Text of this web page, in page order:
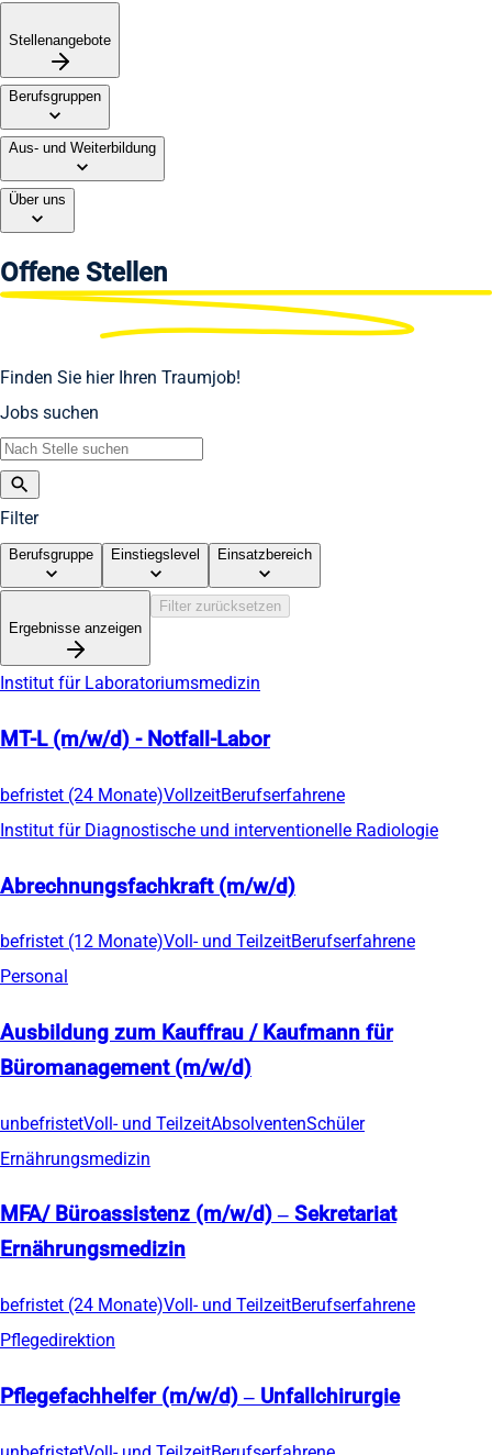
Stellenangebote
Berufsgruppen
Aus- und Weiterbildung
Über uns
Offene Stellen
Finden Sie hier Ihren Traumjob!
Jobs suchen
Filter
Berufsgruppe Einstiegslevel Einsatzbereich
Ergebnisse anzeigen
Filter zurücksetzen
Institut für Laboratoriumsmedizin
MT-L (m/w/d) - Notfall-Labor
befristet (24 Monate)VollzeitBerufserfahrene
Institut für Diagnostische und interventionelle Radiologie
Abrechnungsfachkraft (m/w/d)
befristet (12 Monate)Voll- und TeilzeitBerufserfahrene
Personal
Ausbildung zum Kauffrau / Kaufmann für
Büromanagement (m/w/d)
unbefristetVoll- und TeilzeitAbsolventenSchüler
Ernährungsmedizin
MFA/ Büroassistenz (m/w/d) – Sekretariat
Ernährungsmedizin
befristet (24 Monate)Voll- und TeilzeitBerufserfahrene
Pflegedirektion
Pflegefachhelfer (m/w/d) – Unfallchirurgie